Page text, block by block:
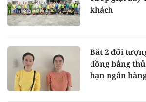
khách
Bắt 2 đối
đồng bằng
hạn ngân